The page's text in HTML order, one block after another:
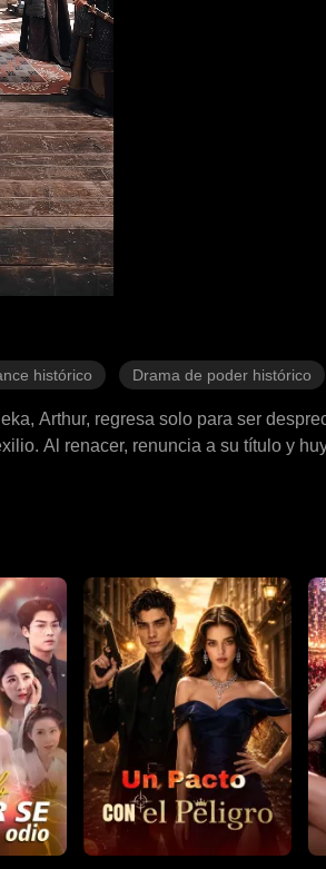
histórico Drama de poder histórico
Arthur, regresa solo para ser
Al renacer, renuncia a su título y
gobernantes para reclamar el